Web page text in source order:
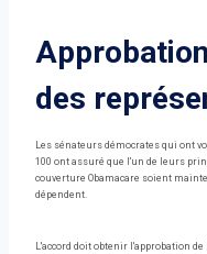
des
Les sénateurs démocrates qui ont
100 ont assuré que l'un de leurs
couverture Obamacare soient
dépendent.
L'accord doit obtenir l'approbation